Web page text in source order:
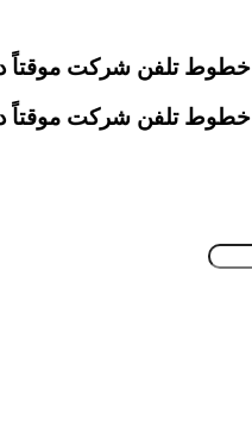
خطوط تلفن شرکت موقتاً دچار
خطوط تلفن شرکت موقتاً دچار